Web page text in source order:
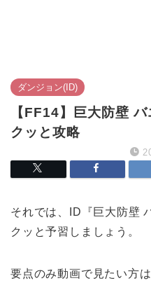
ダンジョン(ID)
【FF14】巨大防壁
クッと攻略
それでは、ID『巨大防壁
クッと予習しましょう。
要点のみ動画で見たい方